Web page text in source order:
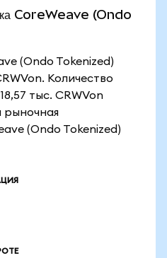
CoreWeave (Ondo
(Ondo Tokenized)
Количество
тыс. CRWVon
рыночная
(Ondo Tokenized)